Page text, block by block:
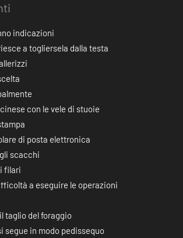
indicazioni
a togliersela dalla testa
con le vele di stuoie
di posta elettronica
scacchi
filari
a eseguire le operazioni
taglio del foraggio
segue in modo pedissequo